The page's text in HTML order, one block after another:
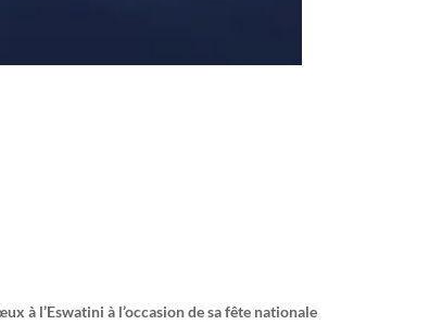
à l’Eswatini à l’occasion de sa fête nationale